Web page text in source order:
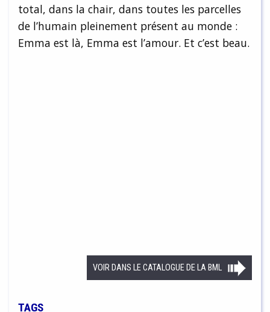
total, dans la chair, dans toutes les parcelles
de l’humain pleinement présent au monde :
Emma est là, Emma est l’amour. Et c’est beau.
VOIR DANS LE CATALOGUE DE LA BML
TAGS